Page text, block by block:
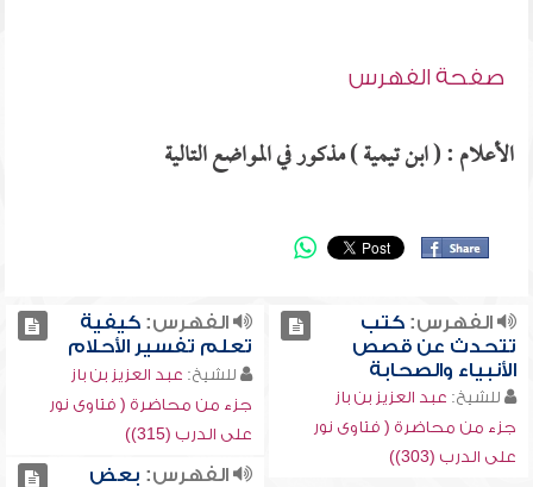
صفحة الفهرس
الأعلام : ( ابن تيمية ) مذكور في المواضع التالية
الفهرس:كتب
تتحدث عن قصص
الأنبياء والصحابة
للشيخ: عبد العزيز بن باز
جزء من محاضرة ( فتاوى نور
على الدرب (303))
الفهرس:كيفية
تعلم تفسير الأحلام
للشيخ: عبد العزيز بن باز
جزء من محاضرة ( فتاوى نور
على الدرب (315))
الفهرس: بعض